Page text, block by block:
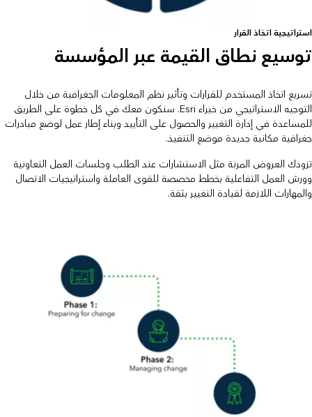
استراتيجية اتخاذ القرار
توسيع نطاق القيمة عبر المؤسسة
تسريع اتخاذ المستخدم للقرارات وتأثير نظم المعلومات الجغرافية من خلال
التوجيه الاستراتيجي من خبراء Esri. سنكون معك في كل خطوة على الطريق
للمساعدة في إدارة التغيير والحصول على التأييد وبناء إطار عمل لوضع مبادرات
جغرافية مكانية جديدة موضع التنفيذ.
تزودك العروض المرنة مثل الاستشارات عند الطلب وجلسات العمل التعاونية
وورش العمل التفاعلية بخطط مخصصة للقوى العاملة واستراتيجيات الاتصال
والمهارات اللازمة لقيادة التغيير بثقة.